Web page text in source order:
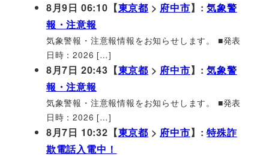
8月9日 06:10【東京都 > 府中市】:気象警
報・注意報
気象警報・注意報情報をお知らせします。 ■発表
日時：2026 […]
8月7日 20:43【東京都 > 府中市】:気象警
報・注意報
気象警報・注意報情報をお知らせします。 ■発表
日時：2026 […]
8月7日 10:32【東京都 > 府中市】:特殊詐
欺電話入電中！